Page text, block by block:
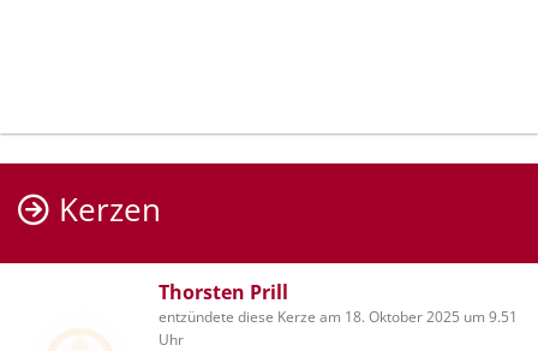
Kerzen
Thorsten Prill
entzündete diese Kerze am 18. Oktober 2025 um 9.51
Uhr